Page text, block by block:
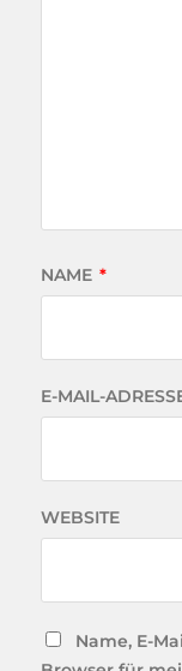
NAME *
E-MAIL-
WEBSITE
Name, E-